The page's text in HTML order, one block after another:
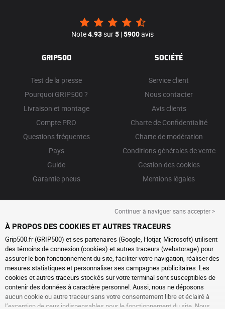
Note4.93sur5 |5900avis
GRIP500
Test de la presse
Pourquoi GRIP500 ?
Livraison et montage
Compte PRO
Questions fréquentes
Pays
Guide
Garantie pneus
SOCIÉTÉ
Service client
Nous contacter
Avis clients
Charte de Confidentialité
Charte de modération
Conditions générales de vente
Gestion des cookies
Mentions légales
Continuer à naviguer sans accepter >
À PROPOS DES COOKIES ET AUTRES TRACEURS
Grip500.fr (GRIP500) et ses partenaires (Google, Hotjar, Microsoft) utilisent
des témoins de connexion (cookies) et autres traceurs (webstorage) pour
assurer le bon fonctionnement du site, faciliter votre navigation, réaliser des
mesures statistiques et personnaliser ses campagnes publicitaires. Les
cookies et autres traceurs stockés sur votre terminal sont susceptibles de
contenir des données à caractère personnel. Aussi, nous ne déposons
aucun cookie ou autre traceur sans votre consentement libre et éclairé à
l’exception de ceux indispensables pour le fonctionnement du site. Nous